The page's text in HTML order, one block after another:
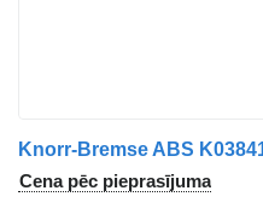
Cena pēc pieprasījuma